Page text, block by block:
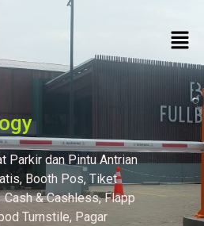
Parkir dan Pintu Antrian
Booth Pos, Tiket
& Cashless, Flapp
Turnstile, Pagar